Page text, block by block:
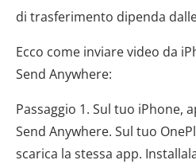
di trasferimento dipenda
Ecco come inviare video da
Send Anywhere:
Passaggio 1. Sul tuo iPhone,
Send Anywhere. Sul tuo
scarica la stessa app.